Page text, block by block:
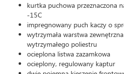
kurtka puchowa przeznaczona
-15C
impregnowany puch kaczy o
wytrzymała warstwa
wytrzymałego poliestru
ocieplona listwa zazamkowa
ocieplony, regulowany kaptur